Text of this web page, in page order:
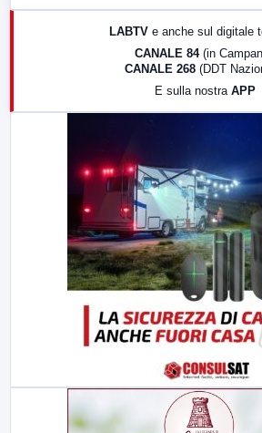
17:00
LABTV e anche sul digitale
CANALE 84 (in
CANALE 268 (DDT
E sulla nostra APP